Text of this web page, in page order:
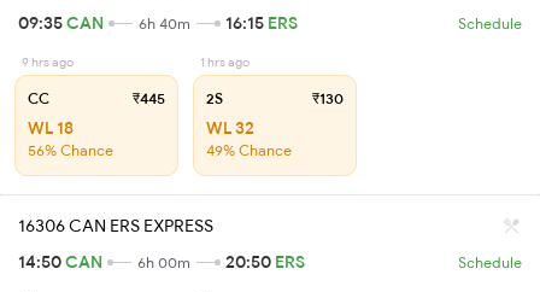
09:35CAN 6h 40m 16:15 ERS Schedule
9 hrs ago
CC ₹445
WL 18
56% Chance
1 hrs ago
2S ₹130
WL 32
49% Chance
16306 CAN ERS EXPRESS
14:50CAN 6h 00m 20:50 ERS Schedule